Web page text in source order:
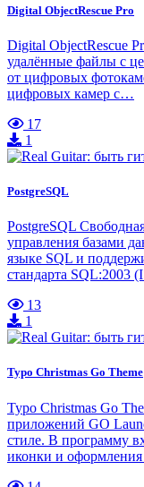
Digital ObjectRescue Pro
Digital ObjectRescue
удалённые файлы с
от цифровых
цифровых камер с…
17
1
PostgreSQL
PostgreSQL
управления базами
языке SQL и
стандарта SQL:2003
13
1
Typo Christmas Go Theme
Typo Christmas Go
приложений GO
стиле. В программу
иконки и